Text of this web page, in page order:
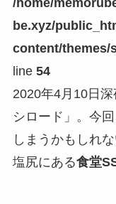
/home/
be.xyz/
content/
line 54
2020年4月10日
シロード」。今
しまうかもしれ
塩尻にある食堂